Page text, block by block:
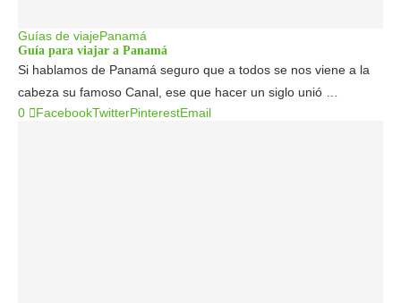
Guías de viajePanamá
Guía para viajar a Panamá
Si hablamos de Panamá seguro que a todos se nos viene a la
cabeza su famoso Canal, ese que hacer un siglo unió …
0
FacebookTwitterPinterestEmail